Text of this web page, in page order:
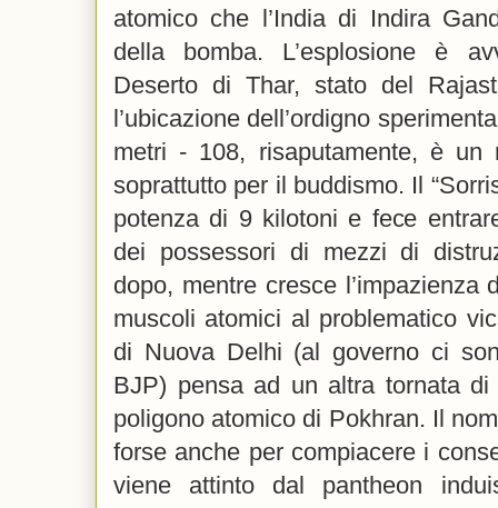
atomico che l’India di Indira
della bomba. L’esplosione è
Deserto di Thar, stato del
l’ubicazione dell’ordigno
metri - 108, risaputamente, è un
soprattutto per il buddismo. Il
potenza di 9 kilotoni e fece
dei possessori di mezzi di
dopo, mentre cresce l’impazienza
muscoli atomici al problematico
di Nuova Delhi (al governo ci
BJP) pensa ad un altra tornata di
poligono atomico di Pokhran. Il
forse anche per compiacere i
viene attinto dal pantheon